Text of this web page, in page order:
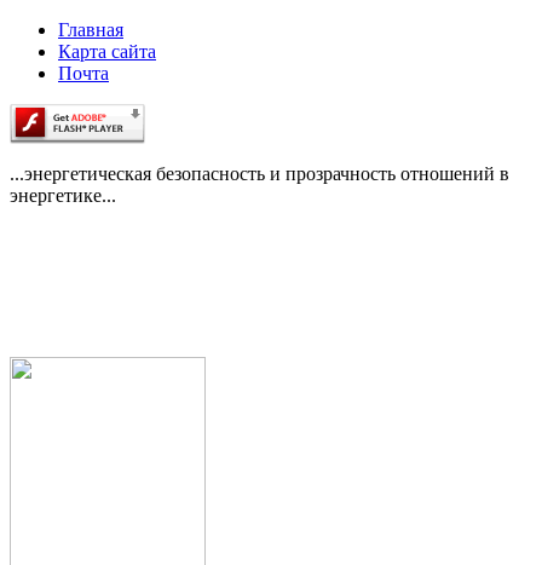
Главная
Карта сайта
Почта
...энергетическая безопасность и прозрачность отношений в
энергетике...